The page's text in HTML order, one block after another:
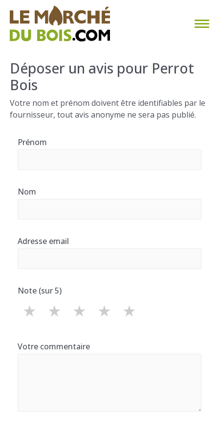
CHAUFFAGE AU BOIS
FAQ
CALCULER SA CONSOMMATION
Déposer un avis pour Perrot
Bois
Votre nom et prénom doivent être identifiables par le
fournisseur, tout avis anonyme ne sera pas publié.
Prénom
Nom
Adresse email
Note (sur 5)
★
★
★
★
★
Votre commentaire